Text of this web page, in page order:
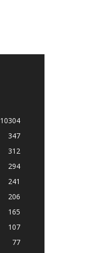
10304
347
312
294
241
206
165
107
77